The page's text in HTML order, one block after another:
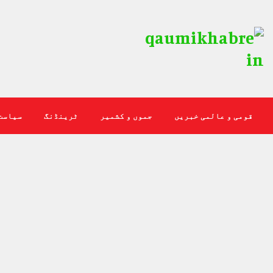
ٹرینڈنگ جموں و کشمیر قومی و عالمی خبریں